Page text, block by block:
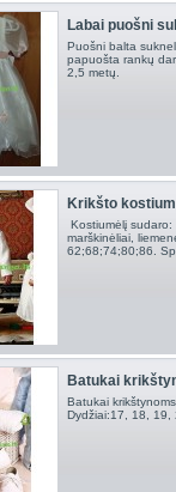
Labai puošni
Puošni balta
papuošta rankų
2,5 metų.
Krikšto
Kostiumėlį sudaro:
marškinėliai,
62;68;74;80;86.
Batukai
Batukai
Dydžiai:17, 18,